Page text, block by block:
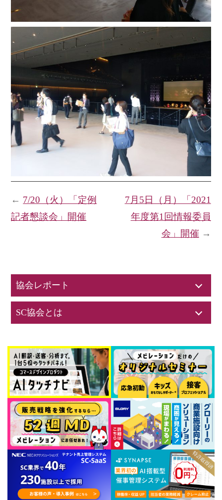
7月5日（月）「2021
年度第1回情報委員
会」開催 →
← 7/20（火）「定例
記者懇談会」開催
協会レポート
SC協会とは